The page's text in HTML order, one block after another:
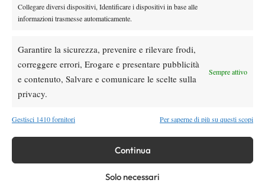
Collegare diversi dispositivi, Identificare i dispositivi in base alle
informazioni trasmesse automaticamente.
Garantire la sicurezza, prevenire e rilevare frodi,
correggere errori, Erogare e presentare pubblicità
e contenuto, Salvare e comunicare le scelte sulla
privacy.
Sempre attivo
Gestisci 1410 fornitori Per saperne di più su questi scopi
Continua
Solo necessari
Masters 1000 Montreal 2026: Tien più forte
dei crampi, supera Paul e vola agli ottavi
SOCIAL
X